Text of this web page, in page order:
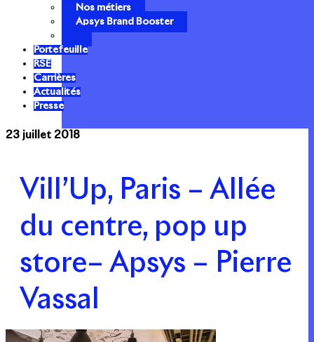
Nos métiers
Apsys Brand Booster
Portefeuille
RSE
Carrières
Actualités
Presse
23 juillet 2018
Vill’Up, Paris – Allée
du centre, pop up
store– Apsys – Pierre
Vassal